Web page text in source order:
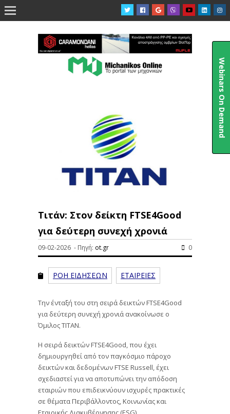

Τιτάν: Στον δείκτη FTSE4Good
για δεύτερη συνεχή χρονιά
09-02-2026 - Πηγή: ot.gr 0
ΡΟΗ ΕΙΔΗΣΕΩΝ ΕΤΑΙΡΕΙΕΣ
Την ένταξή του στη σειρά δεικτών FTSE4Good
για δεύτερη συνεχή χρονιά ανακοίνωσε ο
Όμιλος TITAN.
Η σειρά δεικτών FTSE4Good, που έχει
δημιουργηθεί από τον παγκόσμιο πάροχο
δεικτών και δεδομένων FTSE Russell, έχει
σχεδιαστεί για να αποτυπώνει την απόδοση
εταιριών που επιδεικνύουν ισχυρές πρακτικές
σε θέματα Περιβάλλοντος, Κοινωνίας και
Webinars On Demand